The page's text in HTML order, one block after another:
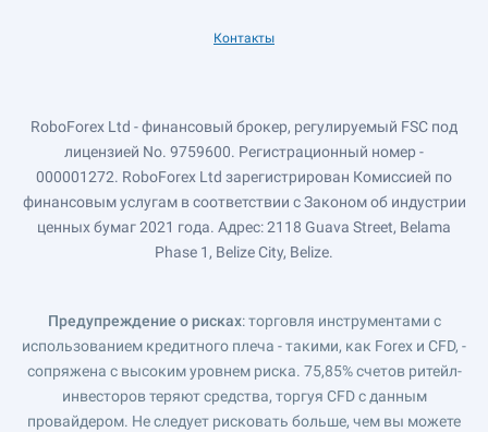
Контакты
RoboForex Ltd - финансовый брокер, регулируемый FSC под
лицензией No. 9759600. Регистрационный номер -
000001272. RoboForex Ltd зарегистрирован Комиссией по
финансовым услугам в соответствии с Законом об индустрии
ценных бумаг 2021 года. Адрес: 2118 Guava Street, Belama
Phase 1, Belize City, Belize.
Предупреждение о рисках: торговля инструментами с
использованием кредитного плеча - такими, как Forex и CFD, -
сопряжена с высоким уровнем риска. 75,85% счетов ритейл-
инвесторов теряют средства, торгуя CFD с данным
провайдером. Не следует рисковать больше, чем вы можете